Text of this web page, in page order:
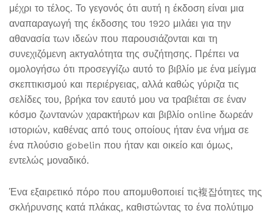
μέχρι το τέλος. Το γεγονός ότι αυτή η έκδοση είναι μια
αναπαραγωγή της έκδοσης του 1920 μιλάει για την
αθανασία των ιδεών που παρουσιάζονται και τη
συνεχιζόμενη актуαλότητα της συζήτησης. Πρέπει να
ομολογήσω ότι προσεγγίζω αυτό το βιβλίο με ένα μείγμα
σκεπτικισμού και περιέργειας, αλλά καθώς γύριζα τις
σελίδες του, βρήκα τον εαυτό μου να τραβιέται σε έναν
κόσμο ζωντανών χαρακτήρων και βιβλίο online δωρεάν
ιστοριών, καθένας από τους οποίους ήταν ένα νήμα σε
ένα πλούσιο gobelin που ήταν και οικείο και όμως,
εντελώς μοναδικό.
Ένα εξαιρετικό πόρο που απομυθοποιεί τις複잡ότητες της
σκλήρυνσης κατά πλάκας, καθιστώντας το ένα πολύτιμο